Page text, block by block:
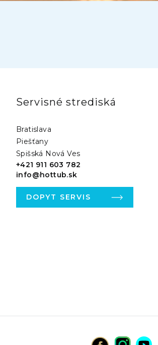
Servisné strediská
Bratislava
Piešťany
Spišská Nová Ves
+421 911 603 782
info@hottub.sk
DOPYT SERVIS